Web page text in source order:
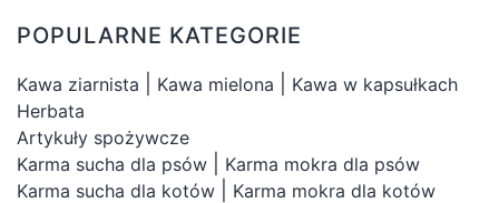
POPULARNE KATEGORIE
Kawa ziarnista Kawa mielona
Kawa w kapsułkach
Herbata
Artykuły spożywcze
Karma sucha dla psów
Karma mokra dla psów
Karma sucha dla kotów
Karma mokra dla kotów